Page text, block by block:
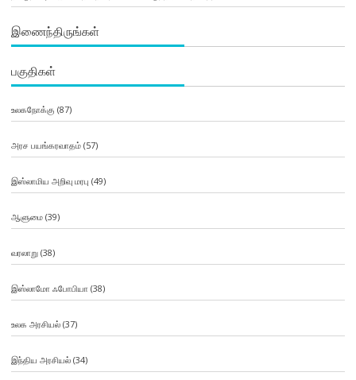
இணைந்திருங்கள்
பகுதிகள்
உலகநோக்கு (87)
அரச பயங்கரவாதம்(57)
இஸ்லாமிய அறிவு மரபு (49)
ஆளுமை(39)
வரலாறு(38)
இஸ்லாமோ ஃபோபியா (38)
உலக அரசியல்(37)
இந்திய அரசியல்(34)